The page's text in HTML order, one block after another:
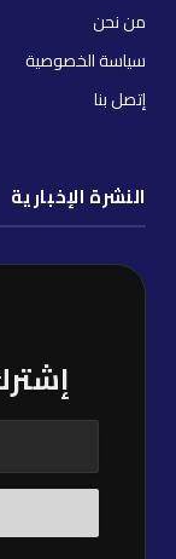
من نحن
سياسة الخصوصية
إتصل بنا
النشرة الإخبارية